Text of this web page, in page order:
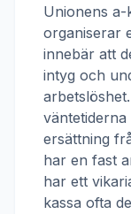
Unionens a-
organiserar
innebär att
intyg och
ersättning
har en fast
har ett
kassa ofta